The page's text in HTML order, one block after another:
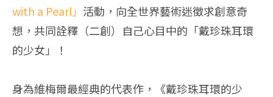
with a Pearl」 活動，向全世界藝術迷徵求創意奇
想，共同詮釋（二創）自己心目中的「戴珍珠耳環
的少女」！
身為維梅爾最經典的代表作，《戴珍珠耳環的少